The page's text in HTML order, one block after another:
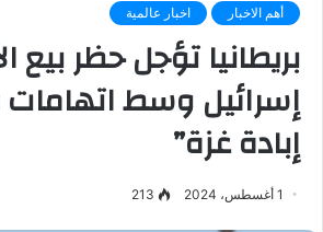
أهم الاخبار اخبار عالمية
بريطانيا تؤجل حظر بيع
إسرائيل وسط
إبادة غزة”
1 أغسطس، 2024 213